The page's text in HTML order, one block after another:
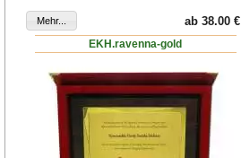
ab 38.00 €
EKH.ravenna-gold